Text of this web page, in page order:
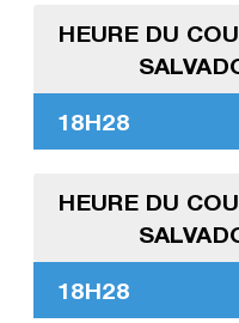
HEURE DU
18H28
HEURE DU
18H28